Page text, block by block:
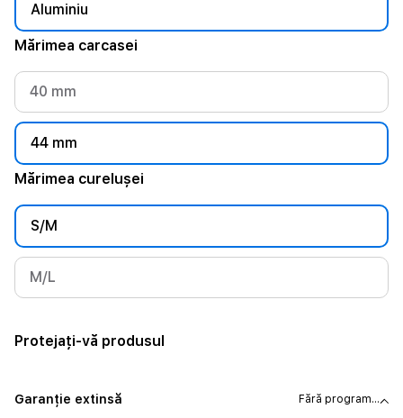
Aluminiu
Mărimea carcasei
40 mm
44 mm
Mărimea curelușei
S/M
M/L
Protejați-vă produsul
Garanție extinsă Fără program...